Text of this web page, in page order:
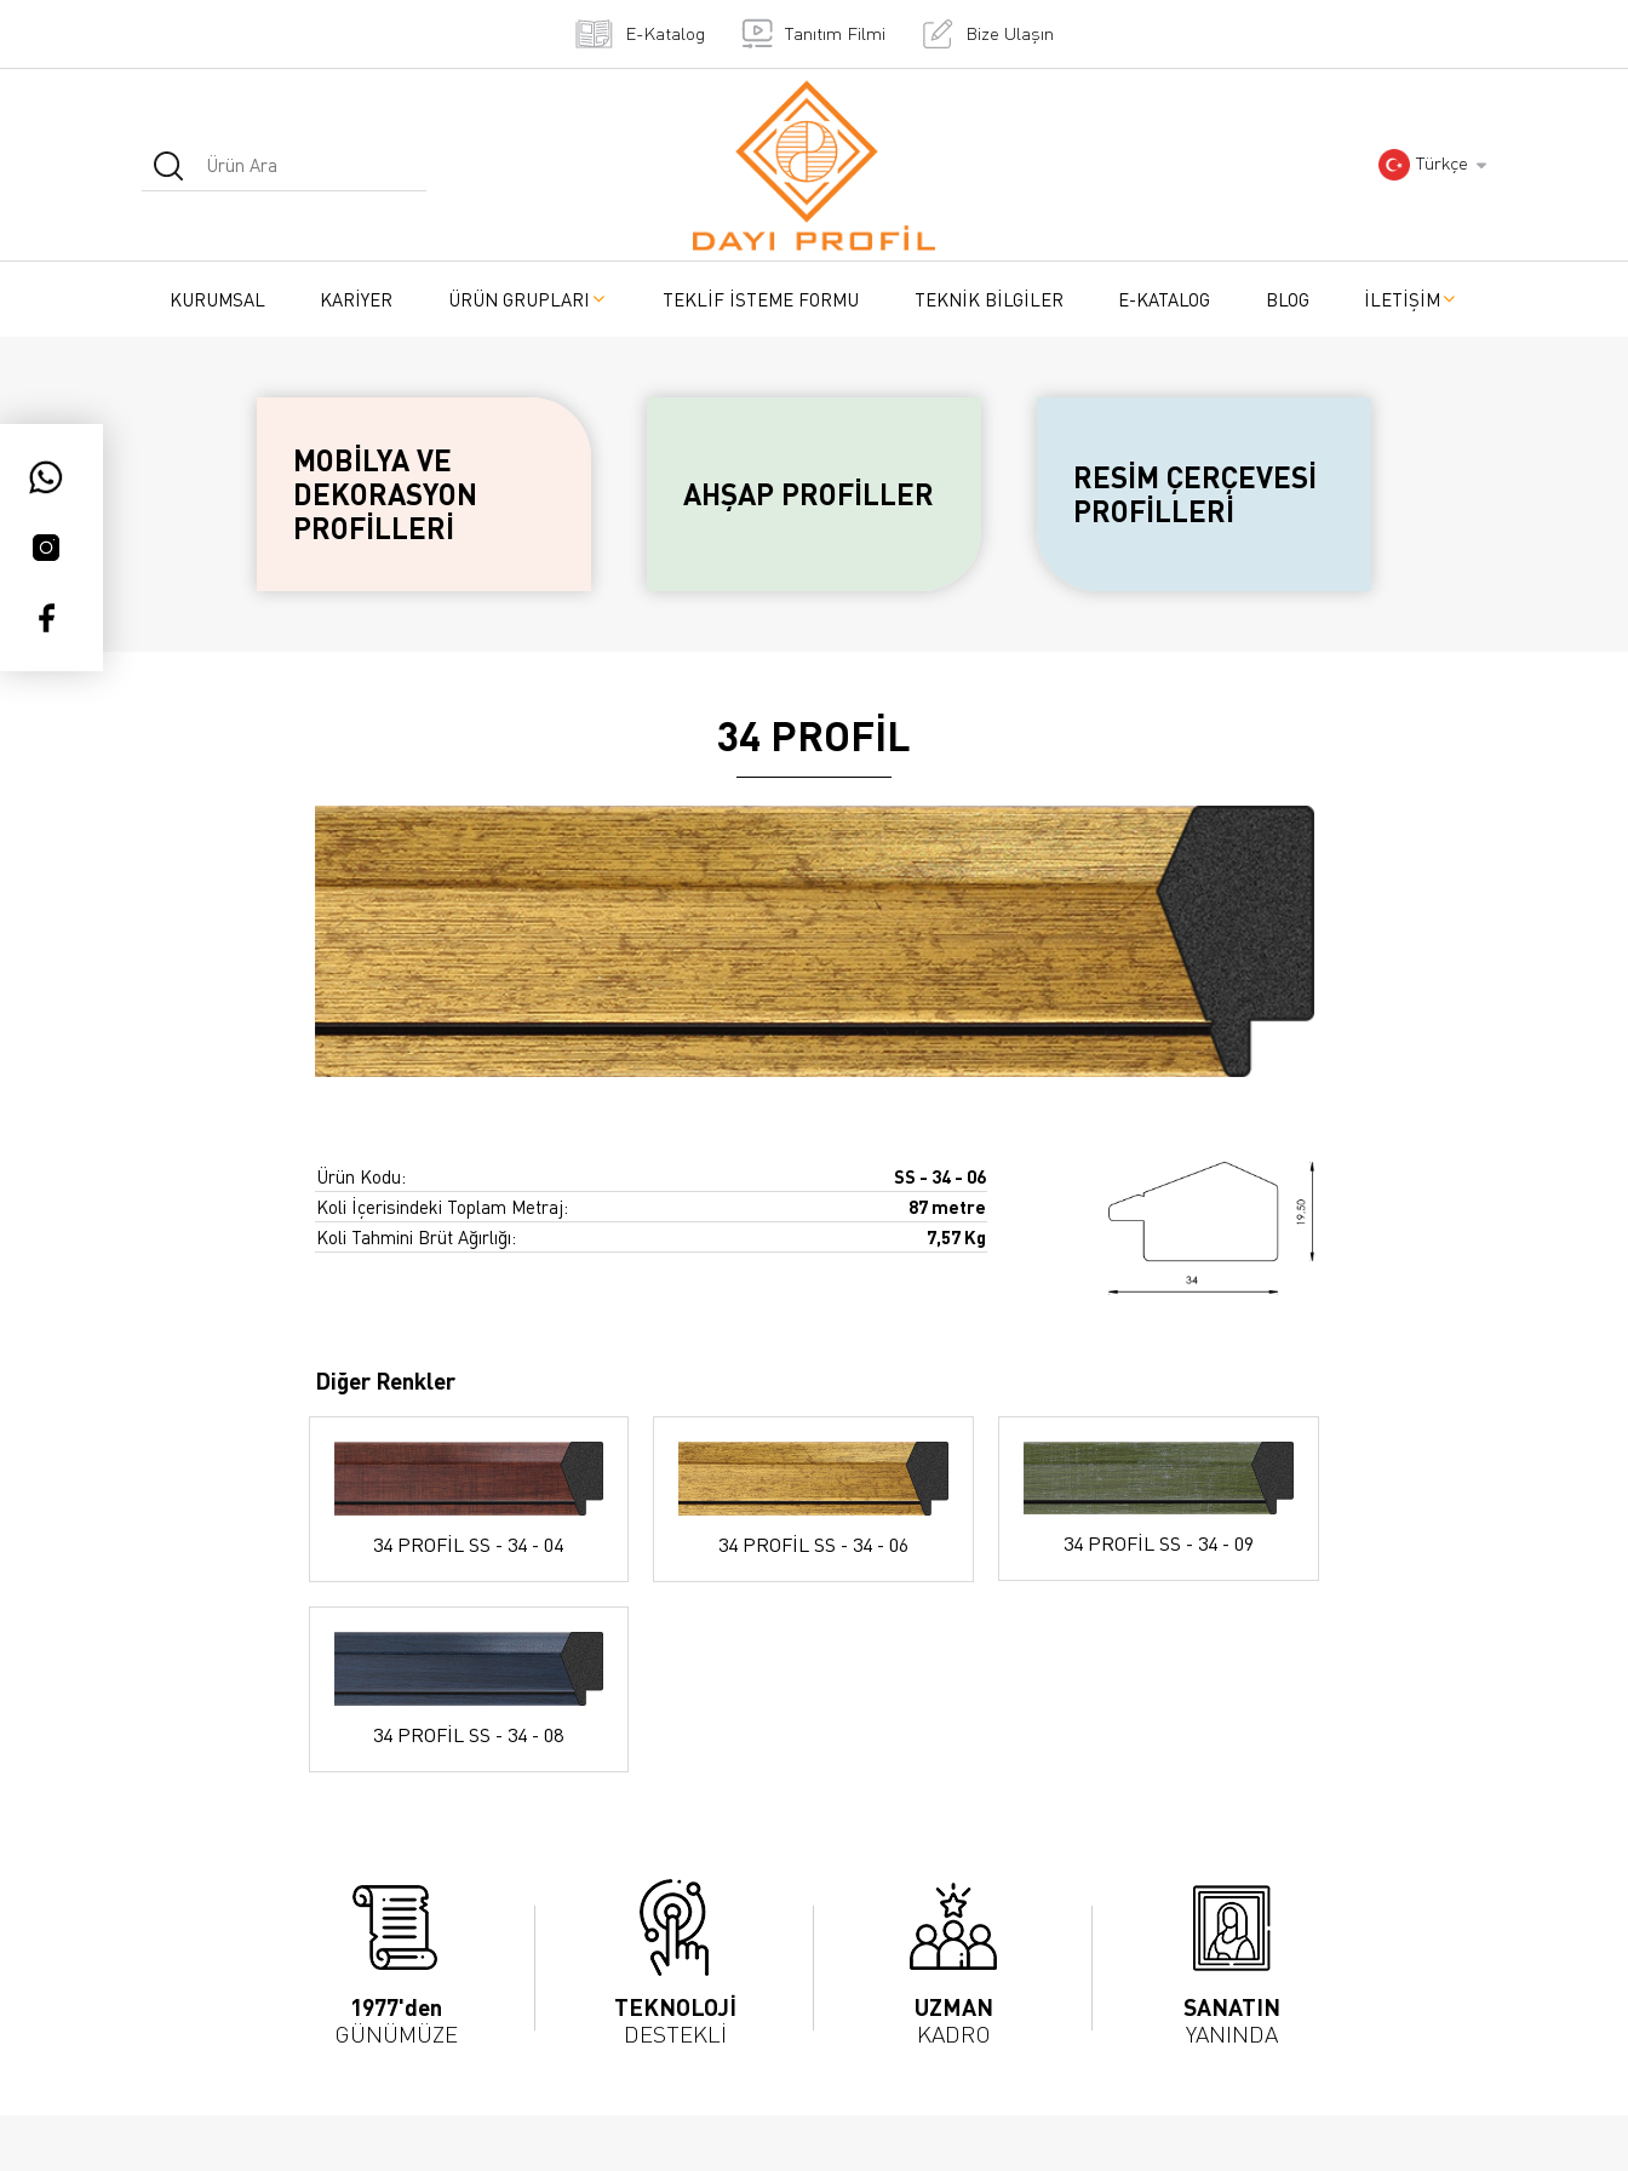
E-Katalog Tanıtım Filmi Bize Ulaşın
Türkçe
KURUMSAL KARİYER ÜRÜN GRUPLARI TEKLİF İSTEME FORMU TEKNİK BİLGİLER E-KATALOG BLOG İLETİŞİM
MOBİLYA VE
DEKORASYON
PROFİLLERİ
AHŞAP PROFİLLER
RESİM ÇERÇEVESİ
PROFİLLERİ
34 PROFİL
Ürün Kodu:
SS - 34 - 06
Koli İçerisindeki Toplam Metraj:
87 metre
Koli Tahmini Brüt Ağırlığı:
7,57 Kg
Diğer Renkler
34 PROFİL SS - 34 - 04 34 PROFİL SS - 34 - 06 34 PROFİL SS - 34 - 09
34 PROFİL SS - 34 - 08
1977'den
GÜNÜMÜZE
TEKNOLOJİ
DESTEKLİ
UZMAN
KADRO
SANATIN
YANINDA